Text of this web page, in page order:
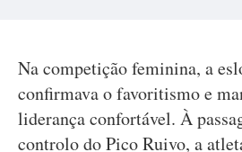
Na competição feminina, a
confirmava o favoritismo e
liderança confortável. À
controlo do Pico Ruivo, a